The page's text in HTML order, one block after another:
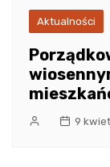
Aktualności
9